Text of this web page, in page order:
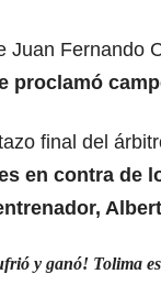
Juan Fernando
proclamó
final del
en contra de
y ganó! Tolima